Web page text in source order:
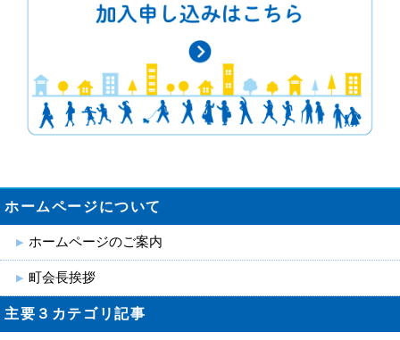
ホームページについて
ホームページのご案内
町会長挨拶
主要３カテゴリ記事